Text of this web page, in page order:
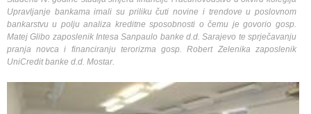
Upravljanje bankama imali su priliku čuti novine i trendove u poslovnom
bankarstvu u polju analiza kreditne sposobnosti o čemu je govorio gosp.
Matej Glibo zaposlenik Intesa Sanpaulo banke d.d. Sarajevo te sprječavanju
pranja novca i financiranju terorizma gosp. Robert Zelenika zaposlenik
UniCredit banke d.d. Mostar.